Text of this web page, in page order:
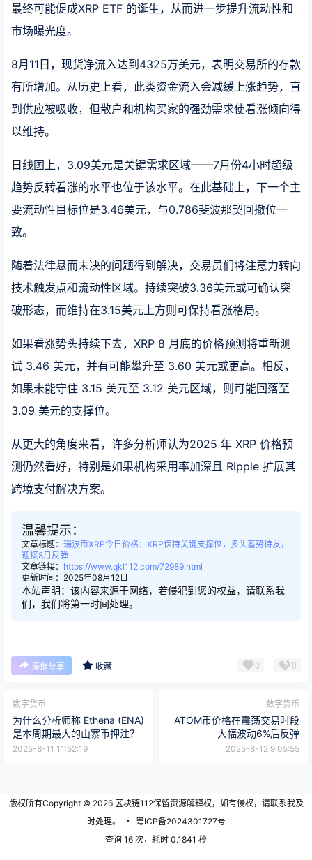
最终可能促成XRP ETF 的诞生，从而进一步提升流动性和
市场曝光度。
8月11日，现货净流入达到4325万美元，表明交易所的存款
有所增加。从历史上看，此类资金流入会减缓上涨趋势，直
到供应被吸收，但散户和机构买家的强劲需求使看涨倾向得
以维持。
日线图上，3.09美元是关键需求区域——7月份4小时超级
趋势反转看涨的水平也位于该水平。在此基础上，下一个主
要流动性目标位是3.46美元，与0.786斐波那契回撤位一
致。
随着法律悬而未决的问题得到解决，交易员们将注意力转向
技术触发点和流动性区域。持续突破3.36美元或可确认突
破形态，而维持在3.15美元上方则可保持看涨格局。
如果看涨势头持续下去，XRP 8 月底的价格预测将重新测
试 3.46 美元，并有可能攀升至 3.60 美元或更高。相反，
如果未能守住 3.15 美元至 3.12 美元区域，则可能回落至
3.09 美元的支撑位。
从更大的角度来看，许多分析师认为2025 年 XRP 价格预
测仍然看好，特别是如果机构采用率加深且 Ripple 扩展其
跨境支付解决方案。
温馨提示：
文章标题： 瑞波币XRP今日价格：XRP保持关键支撑位，多头蓄势待发，
迎接8月反弹
文章链接： https://www.qkl112.com/72989.html
更新时间：2025年08月12日
本站声明：该内容来源于网络，若侵犯到您的权益，请联系我
们，我们将第一时间处理。
海报分享 收藏 0 0
数字货币
为什么分析师称 Ethena (ENA)
是本周期最大的山寨币押注？
2025-8-11 11:52:19
数字货币
ATOM币价格在震荡交易时段
大幅波动6%后反弹
2025-8-12 9:05:55
版权所有Copyright © 2026区块链112保留资源解释权，如有侵权，请联系我及
时处理。
・ 粤ICP备2024301727号
查询 16 次，耗时 0.1841 秒